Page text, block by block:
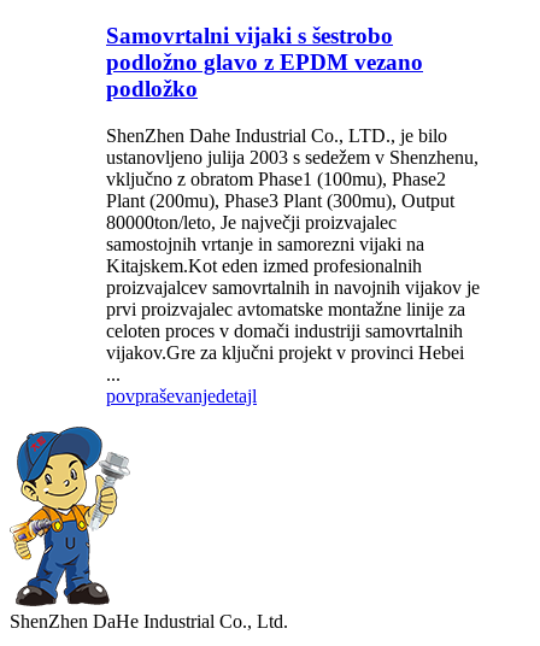
Samovrtalni vijaki s šestrobo
podložno glavo z EPDM vezano
podložko
ShenZhen Dahe Industrial Co., LTD., je bilo
ustanovljeno julija 2003 s sedežem v Shenzhenu,
vključno z obratom Phase1 (100mu), Phase2
Plant (200mu), Phase3 Plant (300mu), Output
80000ton/leto, Je največji proizvajalec
samostojnih vrtanje in samorezni vijaki na
Kitajskem.Kot eden izmed profesionalnih
proizvajalcev samovrtalnih in navojnih vijakov je
prvi proizvajalec avtomatske montažne linije za
celoten proces v domači industriji samovrtalnih
vijakov.Gre za ključni projekt v provinci Hebei
...
povpraševanjedetajl
ShenZhen DaHe Industrial Co., Ltd.